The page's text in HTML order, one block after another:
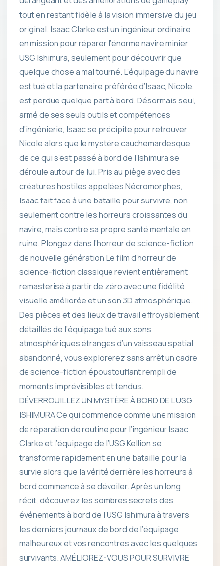
tout en restant fidèle à la vision immersive du jeu
original. Isaac Clarke est un ingénieur ordinaire
en mission pour réparer l’énorme navire minier
USG Ishimura, seulement pour découvrir que
quelque chose a mal tourné. L’équipage du navire
est tué et la partenaire préférée d’Isaac, Nicole,
est perdue quelque part à bord. Désormais seul,
armé de ses seuls outils et compétences
d’ingénierie, Isaac se précipite pour retrouver
Nicole alors que le mystère cauchemardesque
de ce qui s’est passé à bord de l’Ishimura se
déroule autour de lui. Pris au piège avec des
créatures hostiles appelées Nécromorphes,
Isaac fait face à une bataille pour survivre, non
seulement contre les horreurs croissantes du
navire, mais contre sa propre santé mentale en
ruine. Plongez dans l’horreur de science-fiction
de nouvelle génération Le film d’horreur de
science-fiction classique revient entièrement
remasterisé à partir de zéro avec une fidélité
visuelle améliorée et un son 3D atmosphérique.
Des pièces et des lieux de travail effroyablement
détaillés de l’équipage tué aux sons
atmosphériques étranges d’un vaisseau spatial
abandonné, vous explorerez sans arrêt un cadre
de science-fiction époustouflant rempli de
moments imprévisibles et tendus.
DÉVERROUILLEZ UN MYSTÈRE À BORD DE L’USG
ISHIMURA Ce qui commence comme une mission
de réparation de routine pour l’ingénieur Isaac
Clarke et l’équipage de l’USG Kellion se
transforme rapidement en une bataille pour la
survie alors que la vérité derrière les horreurs à
bord commence à se dévoiler. Après un long
récit, découvrez les sombres secrets des
événements à bord de l’USG Ishimura à travers
les derniers journaux de bord de l’équipage
malheureux et vos rencontres avec les quelques
survivants. AMÉLIOREZ-VOUS POUR SURVIVRE